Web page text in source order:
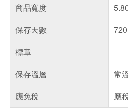
商品寬度
保存天數
標章
保存溫層
常溫
應免稅
應